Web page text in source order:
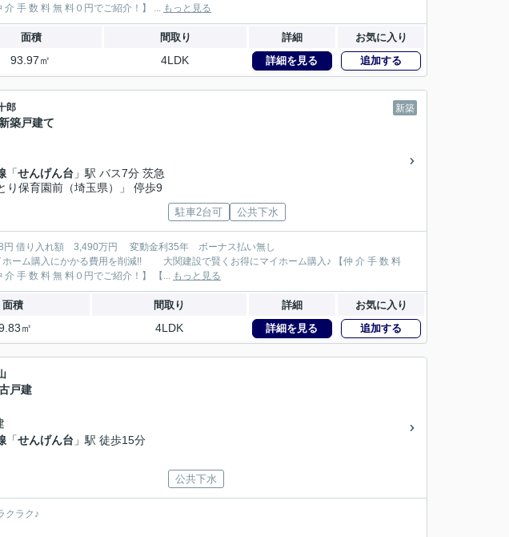
138万円が大関建設では無 料！】 【本物件以外でも仲 介 手 数 料 無 料０円でご紹介！】 ... もっと見る
面積 間取り 詳細 お気に入り
93.97㎡ 4LDK 詳細を見る 追加する
新築
郎
築戸建て
「せんげん台 」駅 バス7分 茨急
り保育園前（埼玉県）」 停歩9
駐車2台可 公共下水
121万円が大関建設では無 料！】 【本物件以外でも仲 介 手 数 料 無 料０円でご紹介！】 【... もっと見る
面積 間取り 詳細 お気に入り
㎡ 4LDK 詳細を見る 追加する
戸建
「せんげん台 」駅 徒歩15分
公共下水
クラク♪